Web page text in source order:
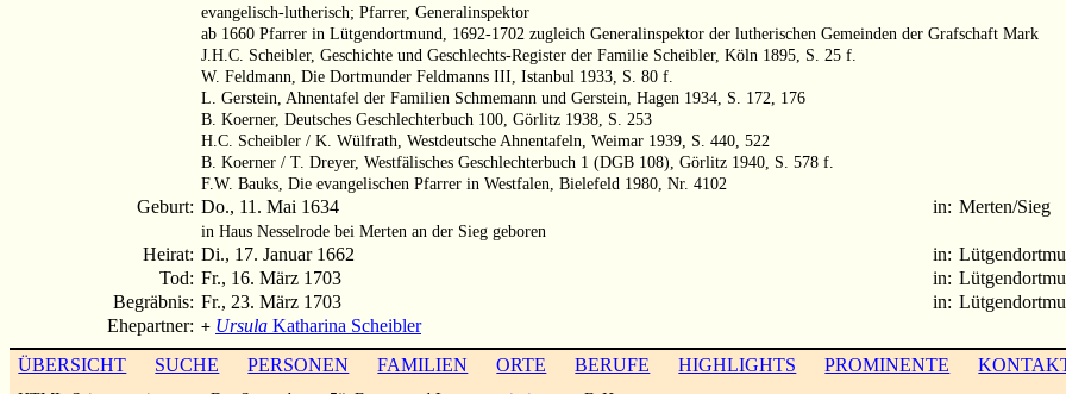
evangelisch-lutherisch; Pfarrer, Generalinspektor
ab 1660 Pfarrer in Lütgendortmund, 1692-1702 zugleich Generalinspektor der lutherischen Gemeinden der Grafschaft Mark
J.H.C. Scheibler, Geschichte und Geschlechts-Register der Familie Scheibler, Köln 1895, S. 25 f.
W. Feldmann, Die Dortmunder Feldmanns III, Istanbul 1933, S. 80 f.
L. Gerstein, Ahnentafel der Familien Schmemann und Gerstein, Hagen 1934, S. 172, 176
B. Koerner, Deutsches Geschlechterbuch 100, Görlitz 1938, S. 253
H.C. Scheibler / K. Wülfrath, Westdeutsche Ahnentafeln, Weimar 1939, S. 440, 522
B. Koerner / T. Dreyer, Westfälisches Geschlechterbuch 1 (DGB 108), Görlitz 1940, S. 578 f.
F.W. Bauks, Die evangelischen Pfarrer in Westfalen, Bielefeld 1980, Nr. 4102
Geburt: Do., 11. Mai 1634 in: Merten/Sieg
in Haus Nesselrode bei Merten an der Sieg geboren
Heirat: Di., 17. Januar 1662 in:
Tod: Fr., 16. März 1703 in:
Begräbnis: Fr., 23. März 1703 in:
Ehepartner: + Ursula Katharina Scheibler
ÜBERSICHT
SUCHE PERSONEN FAMILIEN ORTE BERUFE HIGHLIGHTS PROMINENTE